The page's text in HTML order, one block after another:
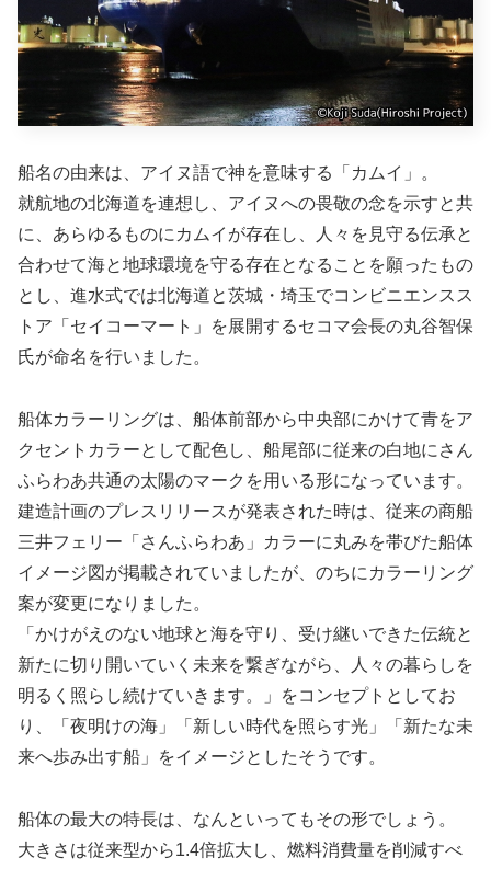
船名の由来は、アイヌ語で神を意味する「カムイ」。
就航地の北海道を連想し、アイヌへの畏敬の念を示すと共
に、あらゆるものにカムイが存在し、人々を見守る伝承と
合わせて海と地球環境を守る存在となることを願ったもの
とし、進水式では北海道と茨城・埼玉でコンビニエンスス
トア「セイコーマート」を展開するセコマ会長の丸谷智保
氏が命名を行いました。
船体カラーリングは、船体前部から中央部にかけて青をア
クセントカラーとして配色し、船尾部に従来の白地にさん
ふらわあ共通の太陽のマークを用いる形になっています。
建造計画のプレスリリースが発表された時は、従来の商船
三井フェリー「さんふらわあ」カラーに丸みを帯びた船体
イメージ図が掲載されていましたが、のちにカラーリング
案が変更になりました。
「かけがえのない地球と海を守り、受け継いできた伝統と
新たに切り開いていく未来を繋ぎながら、人々の暮らしを
明るく照らし続けていきます。」をコンセプトとしてお
り、「夜明けの海」「新しい時代を照らす光」「新たな未
来へ歩み出す船」をイメージとしたそうです。
船体の最大の特長は、なんといってもその形でしょう。
大きさは従来型から1.4倍拡大し、燃料消費量を削減すべ